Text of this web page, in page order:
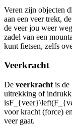
Veren zijn objecten
aan een veer trekt,
de veer jou weer
zadel van een
kunt fietsen, zelfs
Veerkracht
De veerkracht is de
uitrekking of
is
voor kracht (force)
veer gaat.